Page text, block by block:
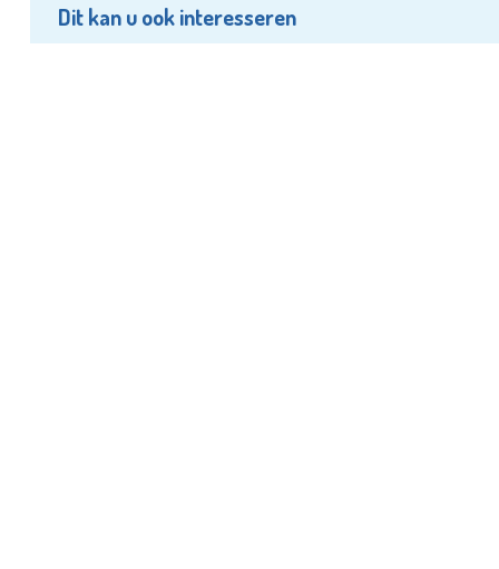
Dit kan u ook interesseren